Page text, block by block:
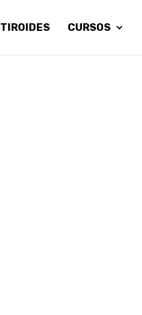
TIROIDES CURSOS